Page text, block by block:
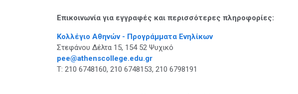
Επικοινωνία για εγγραφές και περισσότερες πληροφορίες:
Κολλέγιο Αθηνών - Προγράμματα Ενηλίκων
Στεφάνου Δέλτα 15, 154 52 Ψυχικό
pee@athenscollege.edu.gr
Τ: 210 6748160, 210 6748153, 210 6798191